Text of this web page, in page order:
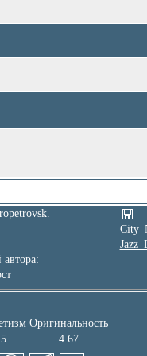
Оригинальность
5 4.67